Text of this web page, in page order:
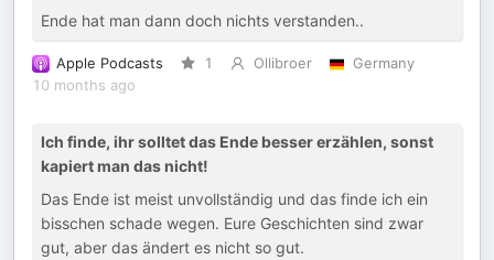
Ende hat man dann doch nichts verstanden..
Apple Podcasts 1 Ollibroer
Germany
10 months ago
Ich finde, ihr solltet das Ende besser erzählen, sonst
kapiert man das nicht!
Das Ende ist meist unvollständig und das finde ich ein
bisschen schade wegen. Eure Geschichten sind zwar
gut, aber das ändert es nicht so gut.